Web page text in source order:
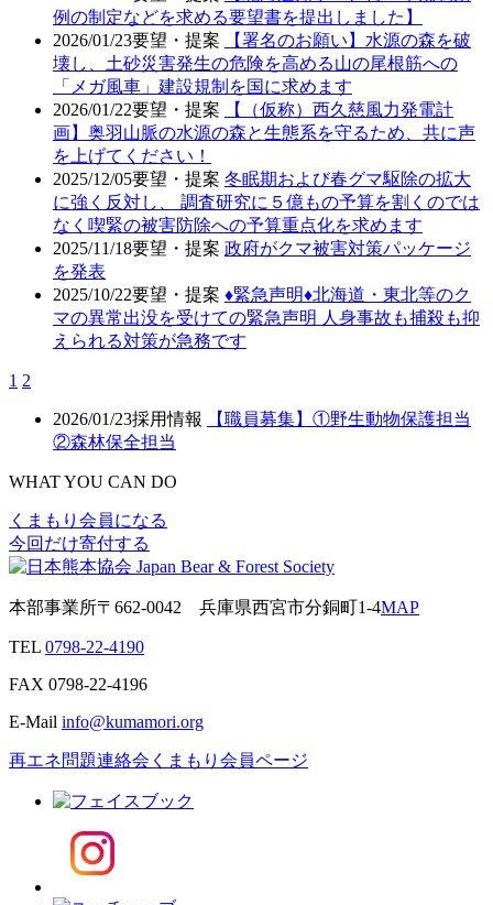
例の制定などを求める要望書を提出しました】
2026/01/23要望・提案
【署名のお願い】水源の森を破
壊し、土砂災害発生の危険を高める山の尾根筋への
「メガ風車」建設規制を国に求めます
2026/01/22要望・提案
【（仮称）西久慈風力発電計
画】奥羽山脈の水源の森と生態系を守るため、共に声
を上げてください！
2025/12/05要望・提案 冬眠期および春グマ駆除の拡大
に強く反対し、 調査研究に５億もの予算を割くのでは
なく喫緊の被害防除への予算重点化を求めます
2025/11/18要望・提案 政府がクマ被害対策パッケージ
を発表
2025/10/22要望・提案 ♦️緊急声明♦️北海道・東北等のク
マの異常出没を受けての緊急声明 人身事故も捕殺も抑
えられる対策が急務です
1 2
2026/01/23採用情報
【職員募集】①野生動物保護担当
②森林保全担当
WHAT YOU CAN DO
くまもり会員になる
今回だけ寄付する
本部事業所〒662-0042 兵庫県西宮市分銅町1-4MAP
TEL 0798-22-4190
FAX 0798-22-4196
E-Mail info@kumamori.org
再エネ問題連絡会 くまもり会員ページ